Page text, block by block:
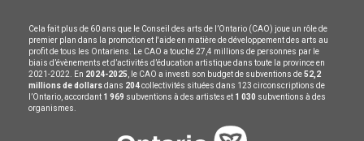
Cela fait plus de 60 ans que le Conseil des arts de l’Ontario (CAO) joue un rôle de
premier plan dans la promotion et l'aide en matière de développement des arts au
profit de tous les Ontariens. Le CAO a touché 27,4 millions de personnes par le
biais d’évènements et d’activités d’éducation artistique dans toute la province en
2021-2022. En 2024-2025 , le CAO a investi son budget de subventions de52,2
millions de dollarsdans 204collectivités situées dans 123 circonscriptions de
l’Ontario, accordant 1 969 subventions à des artistes et 1 030 subventions à des
organismes.